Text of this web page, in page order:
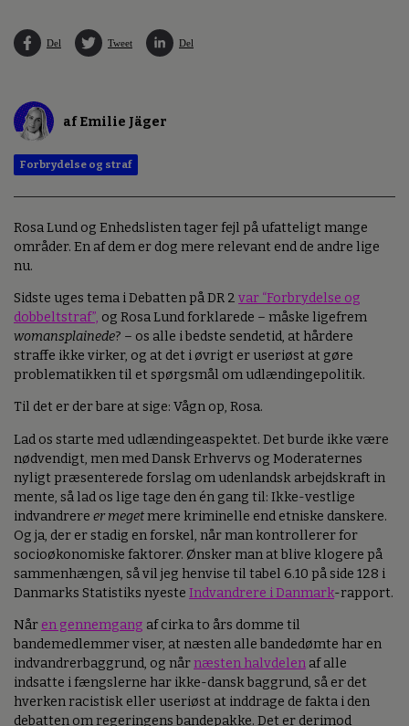
Del Tweet Del
af Emilie Jäger
Forbrydelse og straf
Rosa Lund og Enhedslisten tager fejl på ufatteligt mange
områder. En af dem er dog mere relevant end de andre lige
nu.
Sidste uges tema i Debatten på DR 2 var “Forbrydelse og
dobbeltstraf”, og Rosa Lund forklarede – måske ligefrem
womansplainede? – os alle i bedste sendetid, at hårdere
straffe ikke virker, og at det i øvrigt er useriøst at gøre
problematikken til et spørgsmål om udlændingepolitik.
Til det er der bare at sige: Vågn op, Rosa.
Lad os starte med udlændingeaspektet. Det burde ikke være
nødvendigt, men med Dansk Erhvervs og Moderaternes
nyligt præsenterede forslag om udenlandsk arbejdskraft in
mente, så lad os lige tage den én gang til: Ikke-vestlige
indvandrere er megetmere kriminelle end etniske danskere.
Og ja, der er stadig en forskel, når man kontrollerer for
socioøkonomiske faktorer. Ønsker man at blive klogere på
sammenhængen, så vil jeg henvise til tabel 6.10 på side 128 i
Danmarks Statistiks nyeste Indvandrere i Danmark-rapport.
Når en gennemgang af cirka to års domme til
bandemedlemmer viser, at næsten alle bandedømte har en
indvandrerbaggrund, og nårnæsten halvdelen af alle
indsatte i fængslerne har ikke-dansk baggrund, så er det
hverken racistisk eller useriøst at inddrage de fakta i den
debatten om regeringens bandepakke. Det er derimod